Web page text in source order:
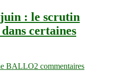
: le scrutin
certaines
BALLO2 commentairessur